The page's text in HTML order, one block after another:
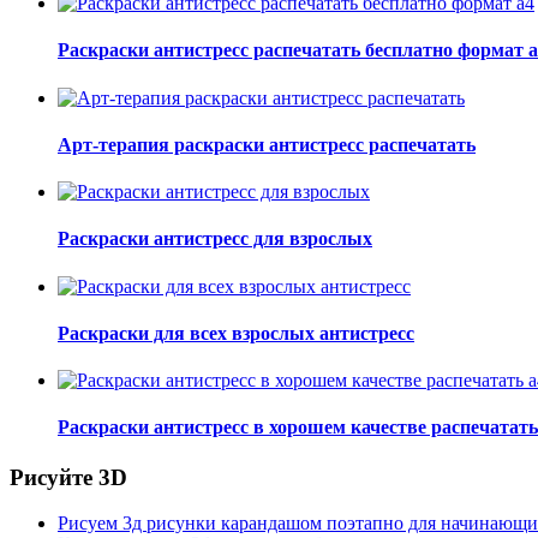
Раскраски антистресс распечатать бесплатно формат
Арт-терапия раскраски антистресс распечатать
Раскраски антистресс для взрослых
Раскраски для всех взрослых антистресс
Раскраски антистресс в хорошем качестве
Рисуйте 3D
Рисуем 3д рисунки карандашом поэтапно для